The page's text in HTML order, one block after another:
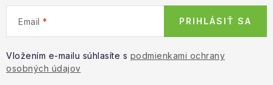
Email
Vložením e-mailu súhlasíte s podmienkami ochrany
osobných údajov
PRIHLÁSIŤ SA